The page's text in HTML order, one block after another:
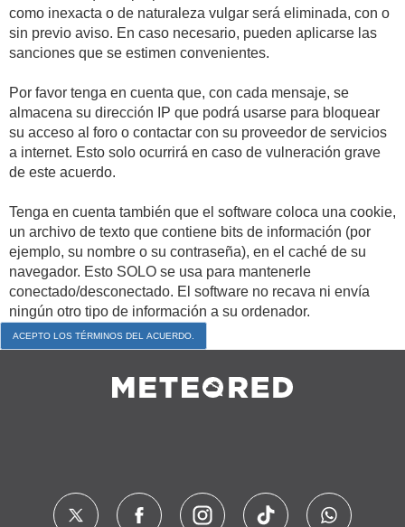
como inexacta o de naturaleza vulgar será eliminada, con o
sin previo aviso. En caso necesario, pueden aplicarse las
sanciones que se estimen convenientes.
Por favor tenga en cuenta que, con cada mensaje, se
almacena su dirección IP que podrá usarse para bloquear
su acceso al foro o contactar con su proveedor de servicios
a internet. Esto solo ocurrirá en caso de vulneración grave
de este acuerdo.
Tenga en cuenta también que el software coloca una cookie,
un archivo de texto que contiene bits de información (por
ejemplo, su nombre o su contraseña), en el caché de su
navegador. Esto SOLO se usa para mantenerle
conectado/desconectado. El software no recava ni envía
ningún otro tipo de información a su ordenador.